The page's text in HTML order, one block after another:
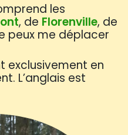
les
, de Florenville, de
peux me déplacer
exclusivement en
L’anglais est